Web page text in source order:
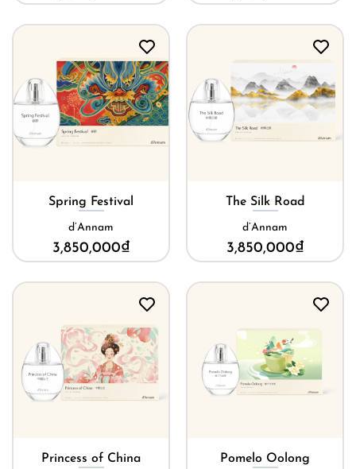
Spring Festival
d’Annam
3,850,000₫
The Silk Road
d’Annam
3,850,000₫
Princess of China Pomelo Oolong